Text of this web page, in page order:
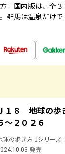
」国内版は、全
群馬は温泉だけ
１８ 地球の
～２０２６
球の歩き方 Jシリーズ
発売